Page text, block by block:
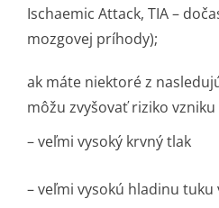
Ischaemic Attack, TIA –
mozgovej príhody);
ak máte niektoré z
môžu zvyšovať riziko
– veľmi vysoký krvný tlak
– veľmi vysokú hladinu